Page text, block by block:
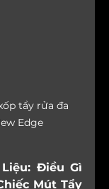
tẩy rửa đa
Edge
Điều Gì
Mút Tẩy